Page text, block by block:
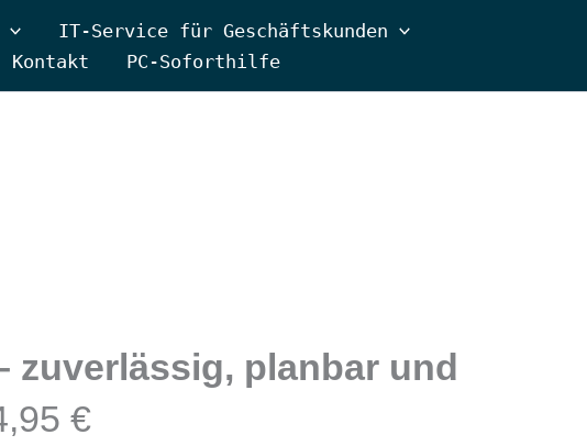
IT-Service für Geschäftskunden
Kontakt PC-Soforthilfe
zuverlässig, planbar und
€